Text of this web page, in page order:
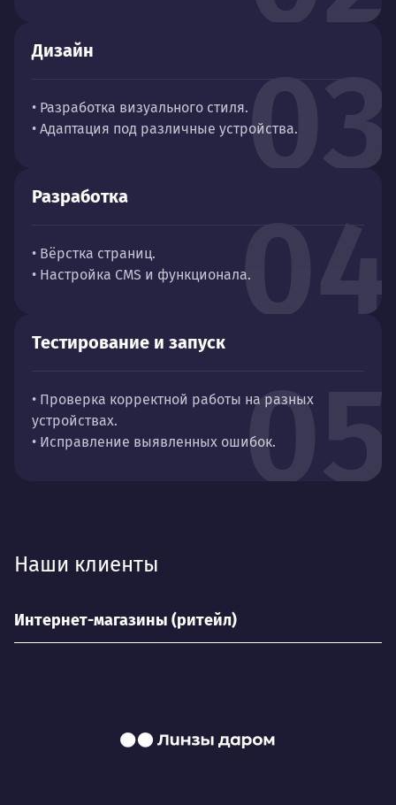
03
Дизайн
• Разработка визуального стиля.
• Адаптация под различные устройства.
04
Разработка
• Вёрстка страниц.
• Настройка CMS и функционала.
05
Тестирование и запуск
• Проверка корректной работы на разных
устройствах.
• Исправление выявленных ошибок.
Наши клиенты
Интернет-магазины (ритейл)